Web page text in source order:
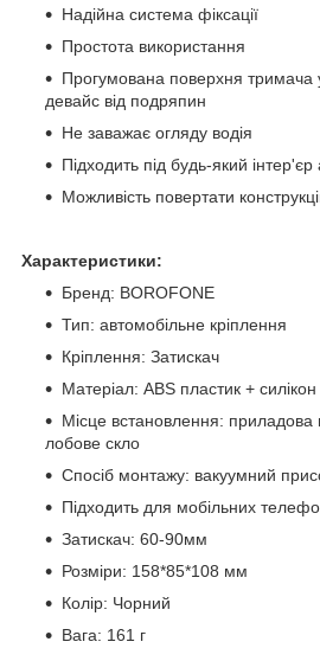
Надійна система фіксації
Простота використання
Прогумована поверхня тримача
девайс від подряпин
Не заважає огляду водія
Підходить під будь-який інтер'єр
Можливість повертати
Характеристики:
Бренд: BOROFONE
Тип: автомобільне кріплення
Кріплення: Затискач
Матеріал: ABS пластик + силікон
Місце встановлення: приладова
лобове скло
Спосіб монтажу: вакуумний
Підходить для мобільних
Затискач: 60-90мм
Розміри: 158*85*108 мм
Колір: Чорний
Вага: 161 г